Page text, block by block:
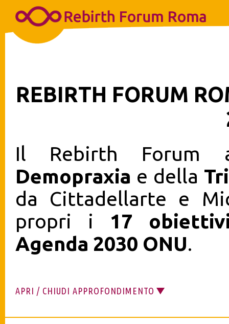
REBIRTH FORUM
Il Rebirth Forum
Demopraxia e della
da Cittadellarte e
propri i 17
Agenda 2030 ONU.
APRI / CHIUDI APPROFONDIMENTO